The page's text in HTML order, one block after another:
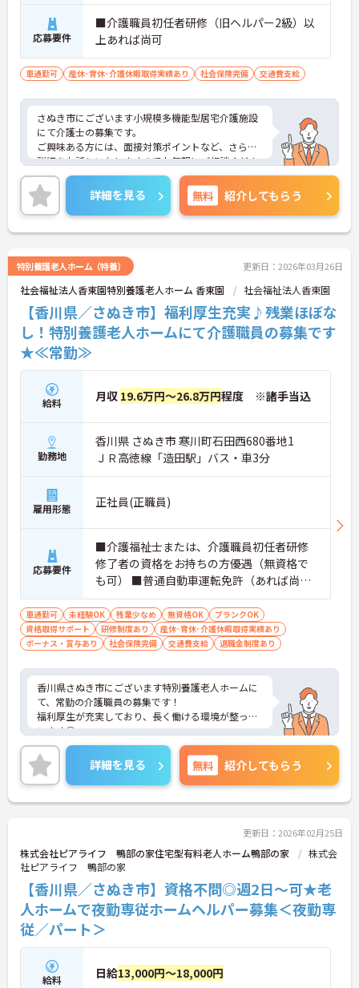
応募要件
■介護職員初任者研修（旧ヘルパー2級）以
上あれば尚可
車通勤可 産休･育休･介護休暇取得実績あり 社会保険完備 交通費支給
さぬき市にございます小規模多機能型居宅介護施設
にて介護士の募集です。
ご興味ある方には、面接対策ポイントなど、さらに
詳細をお話しいたしますのでお気軽にご相談くださ
い。
詳細を見る 無料 紹介してもらう
特別養護老人ホーム（特養） 更新日：2026年03月26日
社会福祉法人香東園特別養護老人ホーム 香東園 社会福祉法人香東園
【香川県／さぬき市】福利厚生充実♪残業ほぼな
し！特別養護老人ホームにて介護職員の募集です
★≪常勤≫
給料 月収 19.6万円～26.8万円程度 ※諸手当込
勤務地
香川県 さぬき市 寒川町石田西680番地1
ＪＲ高徳線「造田駅」バス・車3分
雇用形態 正社員(正職員)
応募要件
■介護福祉士または、介護職員初任者研修
修了者の資格をお持ちの方優遇（無資格で
も可） ■普通自動車運転免許（あれば尚可
／AT限定可） ■介護施設その他介護事業所
での就労経験がある方（あれば尚可）
車通勤可 未経験OK 残業少なめ 無資格OK
ブランクOK
資格取得サポート
研修制度あり
産休･育休･介護休暇取得実績あり
ボーナス・賞与あり
社会保険完備 交通費支給 退職金制度あり
香川県さぬき市にございます特別養護老人ホームに
て、常勤の介護職員の募集です！
福利厚生が充実しており、長く働ける環境が整って
います◎
残業もほぼなく、お仕事終わりの時間も大切にして
いただけます♪
ご興味ある方には、面接対策ポイントなど、さらに
詳細をお話しいたしますのでお気軽にご相談くださ
い！
詳細を見る 無料 紹介してもらう
更新日：2026年02月25日
株式会社ピアライフ 鴨部の家住宅型有料老人ホーム鴨部の家
株式会
社ピアライフ 鴨部の家
【香川県／さぬき市】資格不問◎週2日～可★老
人ホームで夜勤専従ホームヘルパー募集＜夜勤専
従／パート＞
給料 日給13,000円～18,000円